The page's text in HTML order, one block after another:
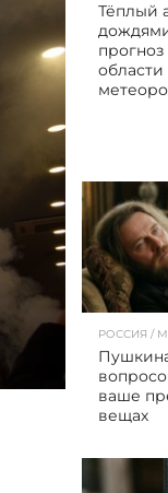
Тёплый
РОССИЯ /
ваше
вещах